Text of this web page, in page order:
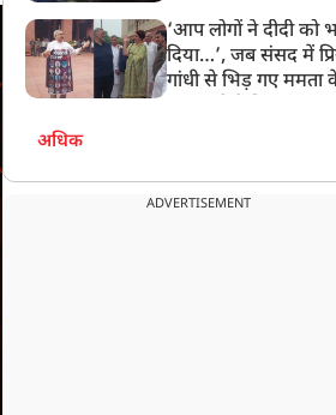
‘आप लोगों ने दीदी को
दिया…’, जब संसद में
गांधी से भिड़ गए ममता
अधिक
ADVERTISEMENT